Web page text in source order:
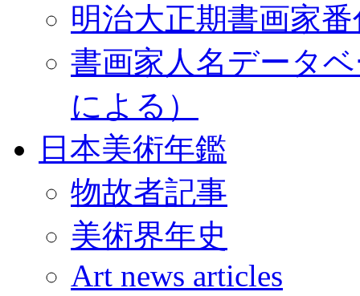
明治大正期書画家
書画家人名データ
による）
日本美術年鑑
物故者記事
美術界年史
Art news articles